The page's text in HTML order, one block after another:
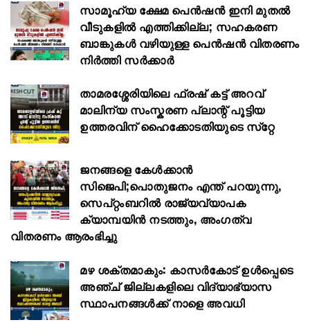
സാമൂഹ്യ ക്ഷേമ പെൻഷൻ ഇനി മുതൽ
വീടുകളിൽ എത്തിക്കില്ല; സഹകരണ
ബാങ്കുകൾ വഴിയുള്ള പെൻഷൻ വിതരണം
നിർത്തി സർക്കാർ
താമരശ്ശേരിയിലെ ഫ്രഷ് കട്ട് അറവ്
മാലിന്യ സംസ്കരണ പ്ലാന്റ് പൂട്ടിയ
ഉത്തരവിന് ഹൈക്കോടതിയുടെ സ്‌റ്റേ
ജനങ്ങളെ കേൾക്കാൻ
സിജെപി;പൊതുജനം എന്ത് പറയുന്നു,
സെപ്റ്റംബറിൽ രാജ്യവ്യാപക
ക്യാമ്പയിൻ നടത്തും, അംഗത്വ
വിതരണം ആരംഭിച്ചു
മഴ ശക്തമാകും: കാസർകോട് ഉൾപ്പെടെ
അഞ്ച് ജില്ലകളിലെ വിദ്യാഭ്യാസ
സ്ഥാപനങ്ങൾക്ക് നാളെ അവധി